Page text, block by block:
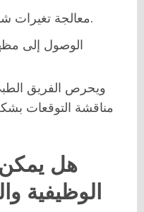
معالجة تغيرات شكلية ناتجة عن التقدم في العمر.
الوصول إلى
ويحرص الفريق
مناقشة التوقعات
هل يمكن
الوظيفية